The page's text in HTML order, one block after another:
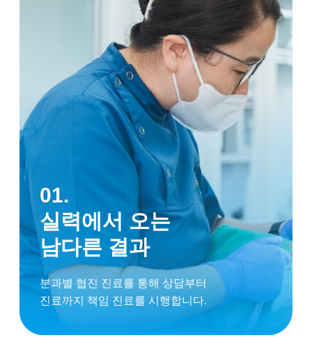
01.
실력에서 오는
남다른 결과
분과별 협진 진료를 통해 상담부터
진료까지 책임 진료를 시행합니다.